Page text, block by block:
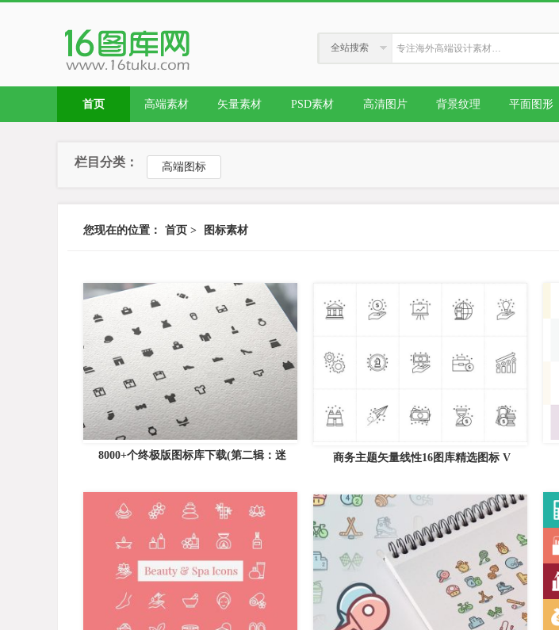
全站搜索
首页 高端素材 矢量素材 PSD素材 高清图片 背景纹理 平面图形
栏目分类： 高端图标
您现在的位置： 首页 > 图标素材
8000+个终极版图标库下载(第二辑：迷 商务主题矢量线性16图库精选图标 V